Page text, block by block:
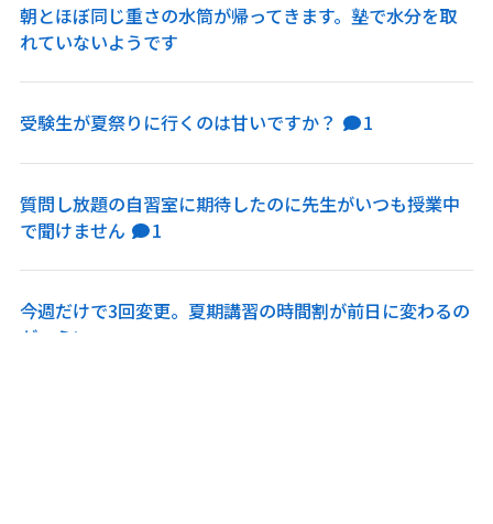
朝とほぼ同じ重さの水筒が帰ってきます。塾で水分を取
れていないようです
受験生が夏祭りに行くのは甘いですか？ 1
質問し放題の自習室に期待したのに先生がいつも授業中
で聞けません
1
今週だけで3回変更。夏期講習の時間割が前日に変わるの
がつらい